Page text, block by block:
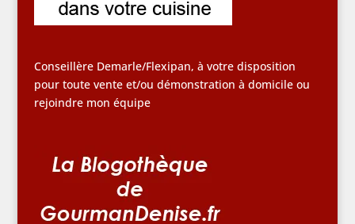
Conseillère Demarle/Flexipan, à votre disposition
pour toute vente et/ou démonstration à domicile ou
rejoindre mon équipe